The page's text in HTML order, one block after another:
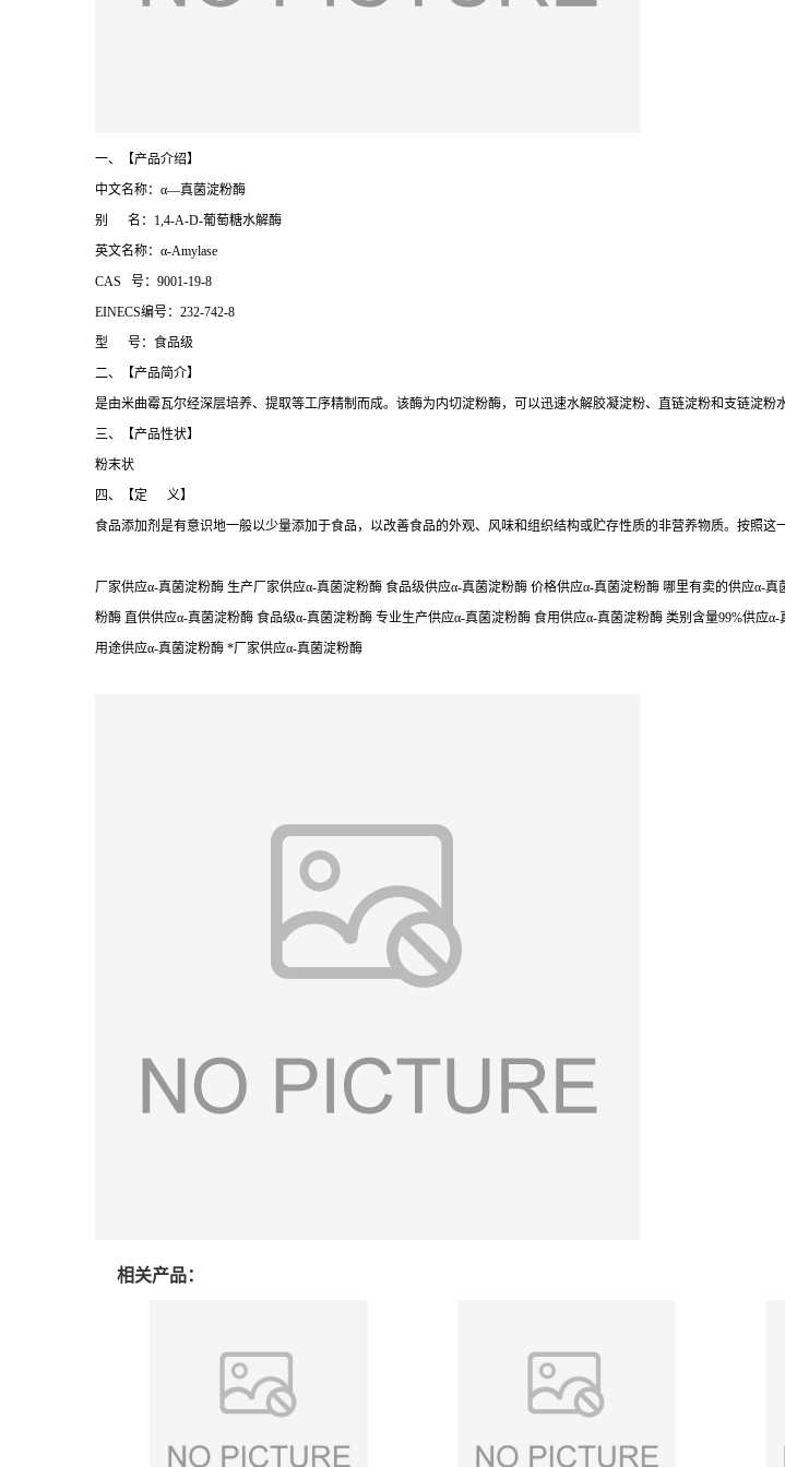
一、【产品介绍】
中文名称：α—真菌淀粉酶
别 名：1,4-Α-D-葡萄糖水解酶
英文名称：α-Amylase
CAS 号：9001-19-8
EINECS编号：232-742-8
型 号：食品级
二、【产品简介】
是由米曲霉瓦尔经深层培养、提取等工序精制而成。该酶为内切淀粉酶，可以迅速水解胶凝淀粉、直链淀粉和支链淀粉
三、【产品性状】
粉末状
四、【定 义】
食品添加剂是有意识地一般以少量添加于食品，以改善食品的外观、风味和组织结构或贮存性质的非营养物质。按照
厂家供应α-真菌淀粉酶 生产厂家供应α-真菌淀粉酶 食品级供应α-真菌淀粉酶 价格供应α-真菌淀粉酶 哪里有卖的供应α-
粉酶 直供供应α-真菌淀粉酶 食品级α-真菌淀粉酶 专业生产供应α-真菌淀粉酶 食用供应α-真菌淀粉酶 类别含量99%供
用途供应α-真菌淀粉酶 *厂家供应α-真菌淀粉酶
相关产品：